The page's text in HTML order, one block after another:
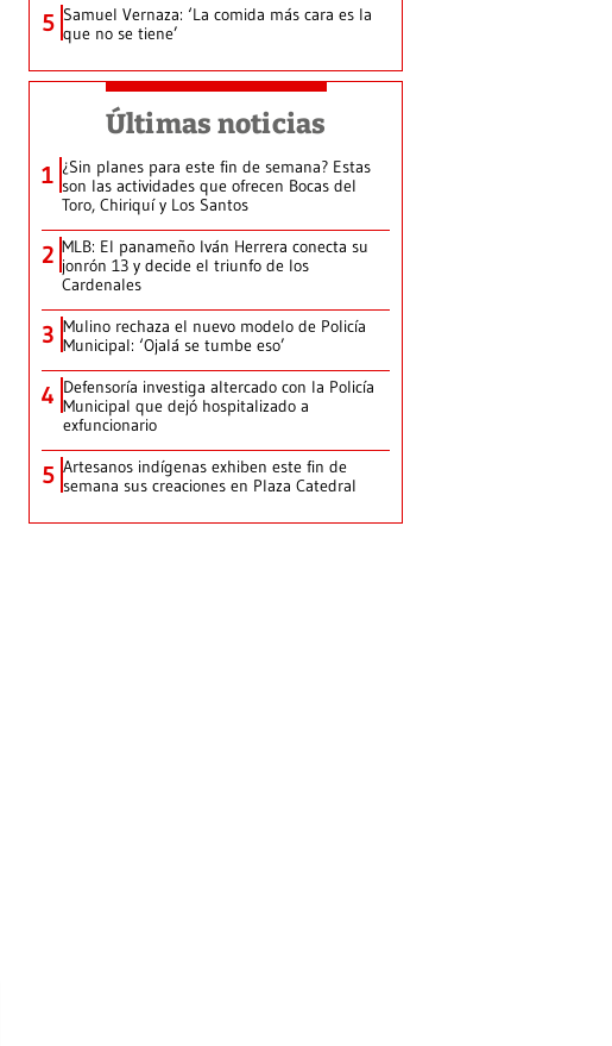
5 Samuel Vernaza: ‘La comida más cara es la
que no se tiene’
Últimas noticias
1 ¿Sin planes para este fin de semana? Estas
son las actividades que ofrecen Bocas del
Toro, Chiriquí y Los Santos
2 MLB: El panameño Iván Herrera conecta su
jonrón 13 y decide el triunfo de los
Cardenales
3 Mulino rechaza el nuevo modelo de Policía
Municipal: ‘Ojalá se tumbe eso’
4 Defensoría investiga altercado con la Policía
Municipal que dejó hospitalizado a
exfuncionario
5 Artesanos indígenas exhiben este fin de
semana sus creaciones en Plaza Catedral